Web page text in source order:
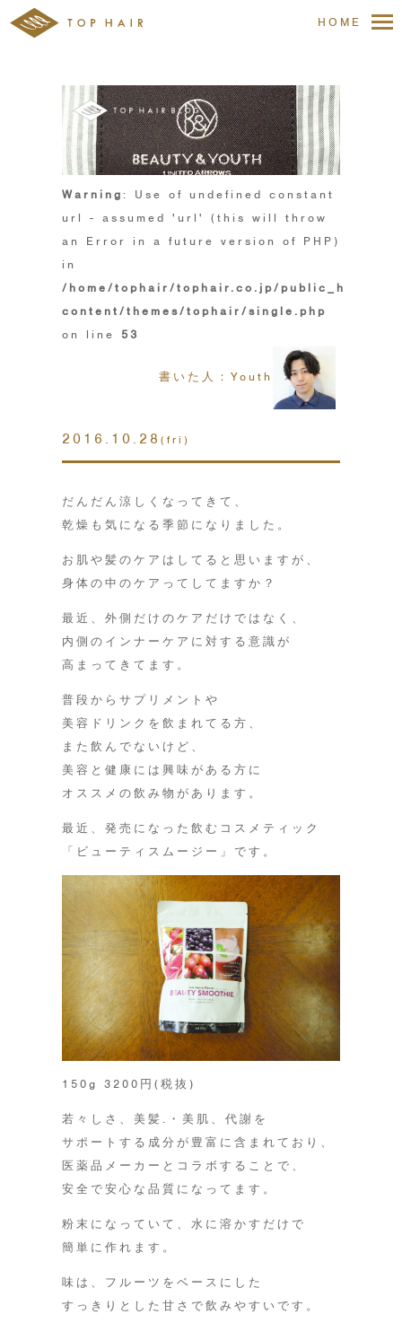
HOME
Warning : Use of undefined constant
url - assumed 'url' (this will throw
an Error in a future version of PHP)
in
/home/tophair/tophair.co.jp/public_html/
content/themes/tophair/single.php
on line 53
書いた人：Youth
2016.10.28 (fri)
だんだん涼しくなってきて、
乾燥も気になる季節になりました。
お肌や髪のケアはしてると思いますが、
身体の中のケアってしてますか？
最近、外側だけのケアだけではなく、
内側のインナーケアに対する意識が
高まってきてます。
普段からサプリメントや
美容ドリンクを飲まれてる方、
また飲んでないけど、
美容と健康には興味がある方に
オススメの飲み物があります。
最近、発売になった飲むコスメティック
「ビューティスムージー」です。
150g 3200円(税抜)
若々しさ、美髪.・美肌、代謝を
サポートする成分が豊富に含まれており、
医薬品メーカーとコラボすることで、
安全で安心な品質になってます。
粉末になっていて、水に溶かすだけで
簡単に作れます。
味は、フルーツをベースにした
すっきりとした甘さで飲みやすいです。